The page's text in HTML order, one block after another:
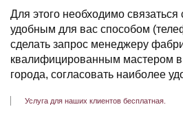
Для этого необходимо
удобным для вас способом
сделать запрос менеджеру
квалифицированным мастером в
города, согласовать наиболее
Услуга для наших клиентов бесплатная.